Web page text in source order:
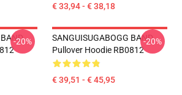
€ 33,94 - € 38,18
-20%
SANGUISUGABOGG BAND
Pullover Hoodie RB0812
€ 39,51 - € 45,95
-20%